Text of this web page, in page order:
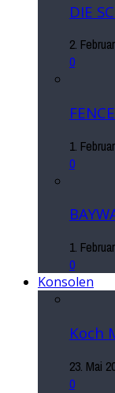
DIE
2.
0
1.
0
1.
0
Konsolen
Koch
23. Mai
0